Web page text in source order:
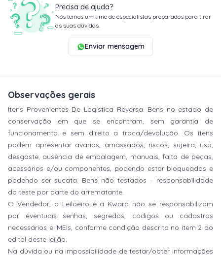
Precisa de ajuda?
Nós temos um time de especialistas preparados para tirar
as suas dúvidas.
Enviar mensagem
Observações gerais
Itens Provenientes De Logística Reversa. Bens no estado de
conservação em que se encontram, sem garantia de
funcionamento e sem direito a troca/devolução. Os itens
podem apresentar avarias, amassados, riscos, sujeira, uso,
desgaste, ausência de embalagem, manuais, falta de peças,
acessórios e/ou componentes, podendo estar bloqueados e
podendo ser sucata. Bens não testados – responsabilidade
do teste por parte do arrematante.
O Vendedor, o Leiloeiro e a Kwara não se responsabilizam
por eventuais senhas, segredos, códigos ou cadastros
necessários e IMEIs, conforme condição descrita no item 2 do
edital deste leilão.
Na dúvida ou na impossibilidade de testar/obter informações